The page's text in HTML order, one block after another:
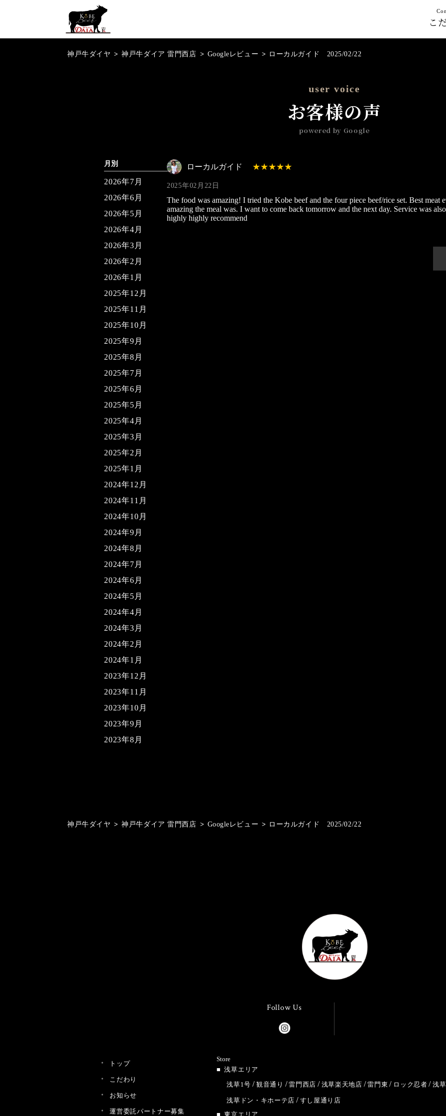
こ
神戸牛ダイヤ > 神戸牛ダイア 雷門西店 > Googleレビュー > ローカルガイド 2025/02/22
user voice
お客様の声
powered by Google
ローカルガイド
2025年02月22日
The food was amazing! I tried the Kobe beef and the four piece beef/rice set. Best meat
amazing the meal was. I want to come back tomorrow and the next day. Service was
highly highly recommend
月別
2026年7月
2026年6月
2026年5月
2026年4月
2026年3月
2026年2月
2026年1月
2025年12月
2025年11月
2025年10月
2025年9月
2025年8月
2025年7月
2025年6月
2025年5月
2025年4月
2025年3月
2025年2月
2025年1月
2024年12月
2024年11月
2024年10月
2024年9月
2024年8月
2024年7月
2024年6月
2024年5月
2024年4月
2024年3月
2024年2月
2024年1月
2023年12月
2023年11月
2023年10月
2023年9月
2023年8月
神戸牛ダイヤ > 神戸牛ダイア 雷門西店 > Googleレビュー > ローカルガイド 2025/02/22
Follow Us
トップ
こだわり
お知らせ
運営委託パートナー募集
Store
浅草エリア
浅草1号
観音通り 雷門西店 浅草楽天地店 雷門東 ロック忍者 浅
浅草ドン・キホーテ店
すし屋通り店
東京エリア